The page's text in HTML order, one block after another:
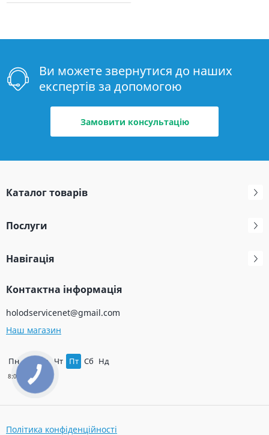
Ви можете звернутися до наших
експертів за допомогою
Замовити консультацію
Каталог товарів
Послуги
Навігація
Контактна інформація
holodservicenet@gmail.com
Наш магазин
Пн Вт Ср Чт Пт Сб Нд
Політика конфіденційності